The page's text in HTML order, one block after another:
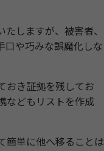
しますが、被害者、
口や巧みな誤魔化しな
おき証拠を残してお
などもリストを作成
簡単に他へ移ることは